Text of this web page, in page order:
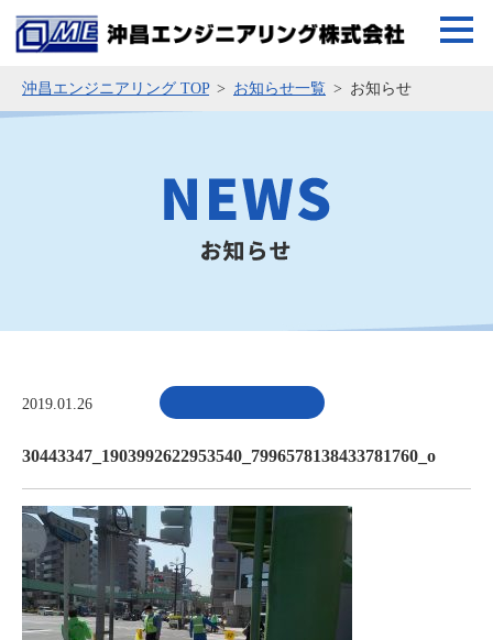
沖昌エンジニアリング TOP お知らせ一覧 お知らせ
2019.01.26
30443347_1903992622953540_7996578138433781760_o